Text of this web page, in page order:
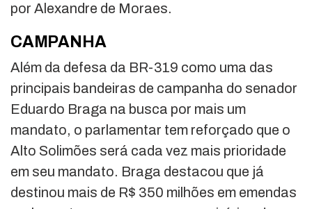
por Alexandre de Moraes.
CAMPANHA
Além da defesa da BR-319 como uma das
principais bandeiras de campanha do senador
Eduardo Braga na busca por mais um
mandato, o parlamentar tem reforçado que o
Alto Solimões será cada vez mais prioridade
em seu mandato. Braga destacou que já
destinou mais de R$ 350 milhões em emendas